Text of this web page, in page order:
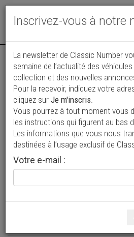
Vos annonces
plus de 4 millions de
Ajouter une
> Rechercher un véhicule
Inscrivez-vous à notre
La newsletter de Classic Number
semaine de l’actualité des
collection et des nouvelles
Pour la recevoir, indiquez votre
cliquez sur Je m'inscris.
Vous pourrez à tout moment vous
les instructions qui figurent au bas
Les informations que vous nous
destinées à l’usage exclusif de
Votre e-mail :